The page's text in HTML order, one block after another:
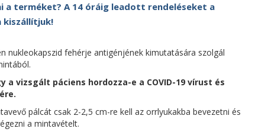
a terméket? A 14 óráig leadott rendeléseket a
kiszállítjuk!
nukleokapszid fehérje antigénjének kimutatására szolgál
vizsgált páciens hordozza-e a COVID-19 vírust és
pálcát csak 2-2,5 cm-re kell az orrlyukakba bevezetni és
a mintavételt.